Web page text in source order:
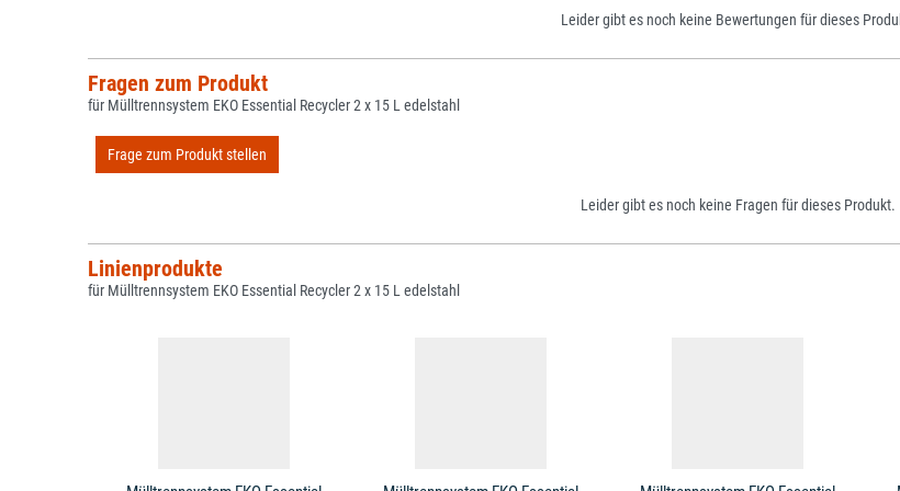
Leider gibt es noch keine Bewertungen für dieses
Fragen zum Produkt
für Mülltrennsystem EKO Essential Recycler 2 x 15 L edelstahl
Frage zum Produkt stellen
Leider gibt es noch keine Fragen für dieses Produkt.
Linienprodukte
für Mülltrennsystem EKO Essential Recycler 2 x 15 L edelstahl